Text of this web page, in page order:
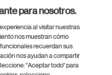
para nosotros.
al visitar nuestras
nos muestran cómo
recuerdan sus
nos ayudan a compartir
"Aceptar todo" para